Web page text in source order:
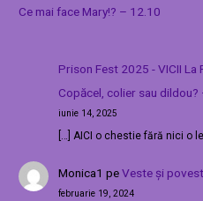
Ce mai face Mary!? – 12.10
Prison Fest 2025 - VICII
Copăcel, colier sau dildou?
iunie 14, 2025
[…] AICI o chestie fără nici o
Monica1 peVeste și
februarie 19, 2024